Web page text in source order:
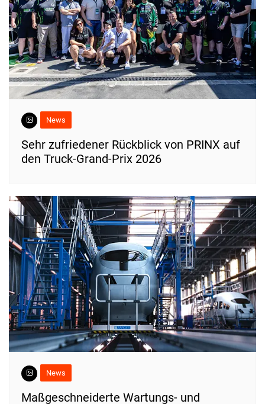
News
Sehr zufriedener Rückblick von PRINX auf
den Truck-Grand-Prix 2026
News
Maßgeschneiderte Wartungs- und